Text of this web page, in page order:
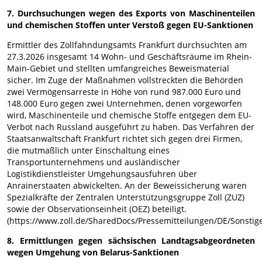
7. Durchsuchungen wegen des Exports von Maschinenteilen
und chemischen Stoffen unter Verstoß gegen EU-Sanktionen
Ermittler des Zollfahndungsamts Frankfurt durchsuchten am
27.3.2026 insgesamt 14 Wohn- und Geschäftsräume im Rhein-
Main-Gebiet und stellten umfangreiches Beweismaterial
sicher. Im Zuge der Maßnahmen vollstreckten die Behörden
zwei Vermögensarreste in Höhe von rund 987.000 Euro und
148.000 Euro gegen zwei Unternehmen, denen vorgeworfen
wird, Maschinenteile und chemische Stoffe entgegen dem EU-
Verbot nach Russland ausgeführt zu haben. Das Verfahren der
Staatsanwaltschaft Frankfurt richtet sich gegen drei Firmen,
die mutmaßlich unter Einschaltung eines
Transportunternehmens und ausländischer
Logistikdienstleister Umgehungsausfuhren über
Anrainerstaaten abwickelten. An der Beweissicherung waren
Spezialkräfte der Zentralen Unterstützungsgruppe Zoll (ZUZ)
sowie der Observationseinheit (OEZ) beteiligt.
(https://www.zoll.de/SharedDocs/Pressemitteilungen/DE/
8. Ermittlungen gegen sächsischen Landtagsabgeordneten
wegen Umgehung von Belarus-Sanktionen